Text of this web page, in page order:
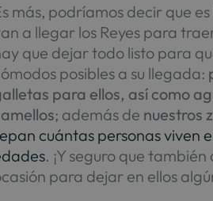
más, podríamos decir que
a llegar los Reyes para
que dejar todo listo para
posibles a su llegada:
para ellos, así como
; además de nuestros
cuántas personas viven
. ¡Y seguro que
para dejar en ellos